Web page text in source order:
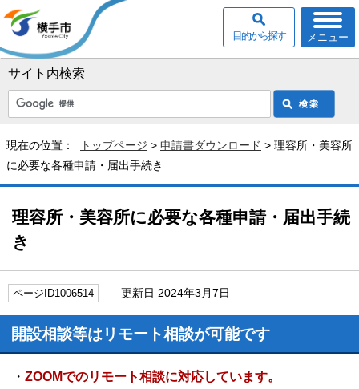
サイト内検索
メニュー
目的から探す
現在の位置： トップページ > 申請書ダウンロード > 理容所・美容所
に必要な各種申請・届出手続き
理容所・美容所に必要な各種申請・届出手続
き
ページID1006514 更新日 2024年3月7日
開設相談等はリモート相談が可能です
・ ZOOMでのリモート相談に対応しています。